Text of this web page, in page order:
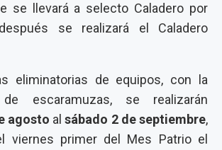
se llevará a selecto Caladero por
se realizará el Caladero
eliminatorias de equipos, con la
de escaramuzas, se realizarán
agosto alsábado 2 de septiembre,
viernes primer del Mes Patrio el